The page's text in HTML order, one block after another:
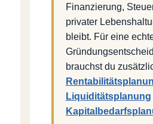
Finanzierung,
privater
bleibt. Für eine
brauchst du
Liquiditätsplanung